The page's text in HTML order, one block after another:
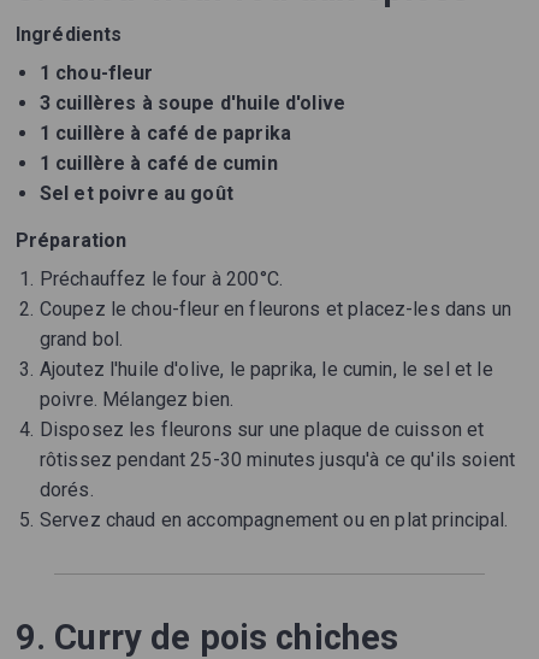
Ingrédients
1 chou-fleur
3 cuillères à soupe d'huile d'olive
1 cuillère à café de paprika
1 cuillère à café de cumin
Sel et poivre au goût
Préparation
Préchauffez le four à 200°C.
Coupez le chou-fleur en fleurons et placez-les dans un
grand bol.
Ajoutez l'huile d'olive, le paprika, le cumin, le sel et le
poivre. Mélangez bien.
Disposez les fleurons sur une plaque de cuisson et
rôtissez pendant 25-30 minutes jusqu'à ce qu'ils soient
dorés.
Servez chaud en accompagnement ou en plat principal.
9. Curry de pois chiches